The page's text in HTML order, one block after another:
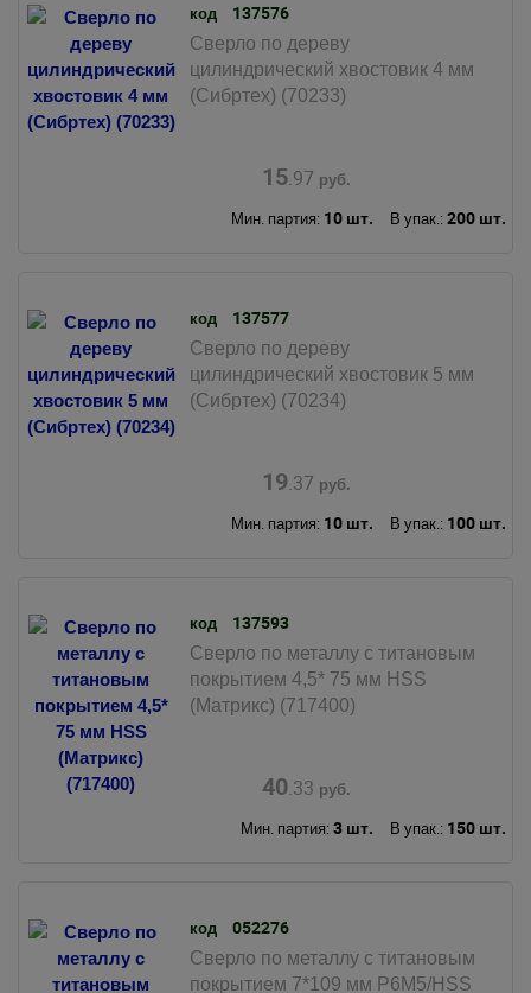
код 137576
Сверло по дереву
цилиндрический хвостовик 4 мм
(Сибртех) (70233)
15.97 руб.
Мин. партия: 10 шт. В упак.: 200 шт.
код 137577
Сверло по дереву
цилиндрический хвостовик 5 мм
(Сибртех) (70234)
19.37 руб.
Мин. партия: 10 шт. В упак.: 100 шт.
код 137593
Сверло по металлу с титановым
покрытием 4,5* 75 мм HSS
(Матрикс) (717400)
40.33 руб.
Мин. партия: 3 шт. В упак.: 150 шт.
код 052276
Сверло по металлу с титановым
покрытием 7*109 мм Р6М5/HSS